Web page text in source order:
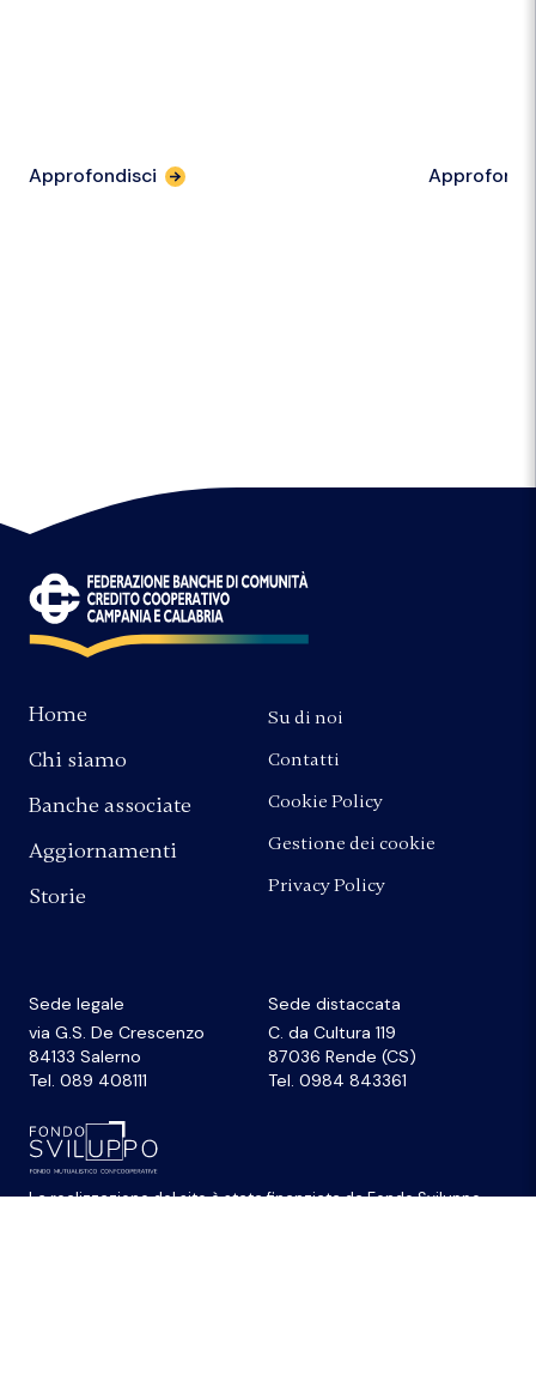
Approfondisci
La realizzazione del sitoè stata finanziata daFondo Sviluppo
Sede legale
via G.S. De Crescenzo
84133 Salerno
Tel. 089 408111
Sede distaccata
C. da Cultura 119
87036 Rende (CS)
Tel. 0984 843361
Home
Chi siamo
Banche associate
Aggiornamenti
Storie
Su di noi
Contatti
Cookie Policy
Gestione dei cookie
Privacy Policy